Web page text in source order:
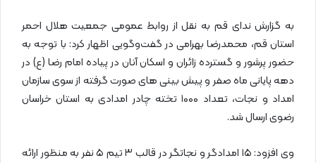
به گزارش ندای قم به نقل از روابط عمومی جمعیت هلال احمر
استان قم، محمدرضا بهرامی در گفت‌وگویی اظهار کرد: با توجه به
حضور پرشور و گسترده زائران و اسکان آنان در پیاده امام رضا (ع) در
دهه پایانی ماه صفر و پیش بینی های صورت گرفته از سوی سازمان
امداد و نجات، تعداد ۱۰۰۰ تخته چادر امدادی به استان خراسان
رضوی ارسال شد.
وی افزود: ۱۵ امدادگر و نجاتگر در قالب ۳ تیم ۵ نفر به منظور ارائه